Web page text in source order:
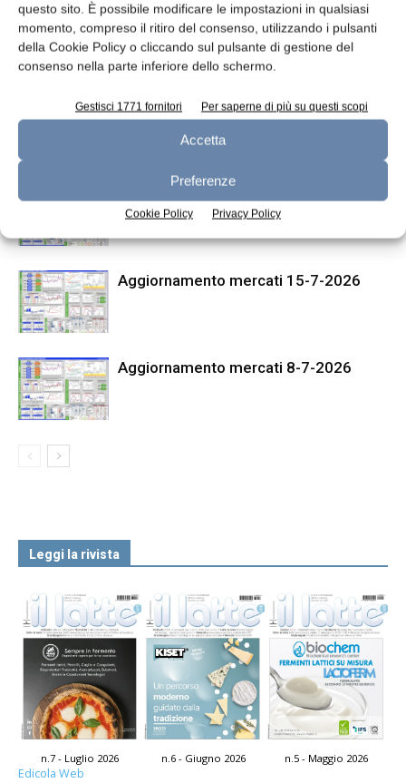
questo sito. È possibile modificare le impostazioni in qualsiasi
momento, compreso il ritiro del consenso, utilizzando i pulsanti
della Cookie Policy o cliccando sul pulsante di gestione del
consenso nella parte inferiore dello schermo.
Gestisci 1771 fornitori Per saperne di più su questi scopi
Accetta
Preferenze
Cookie Policy Privacy Policy
Articolo precedente
Produzione automatizzata di
Articolo successivo
AFIDOP preoccupata dai dazi
ALTRO DALL'AUTORE
Aggiornamento mercati 15-7-2026
Aggiornamento mercati 8-7-2026
Leggi la rivista
n.7 - Luglio 2026 n.6 - Giugno 2026 n.5 - Maggio 2026
Edicola Web